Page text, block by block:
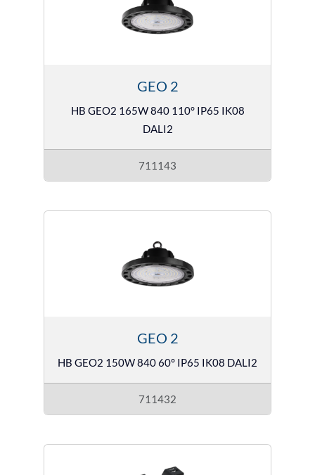
GEO 2
HB GEO2 165W 840 110° IP65 IK08
DALI2
711143
GEO 2
HB GEO2 150W 840 60° IP65 IK08 DALI2
711432